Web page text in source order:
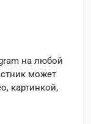
на любой
может
картинкой,